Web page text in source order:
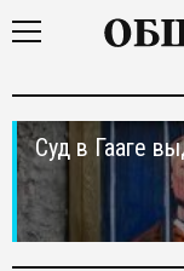
Суд в Гааге